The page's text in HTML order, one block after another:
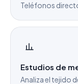
Teléfonos
Estudios de
Analiza el tejido